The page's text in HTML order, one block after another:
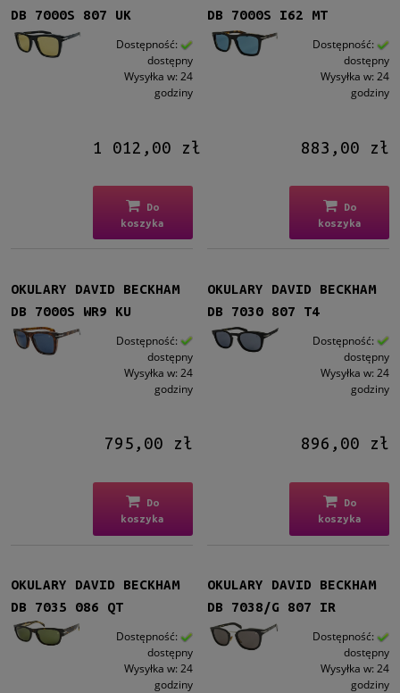
DB 7000S 807 UK
Dostępność:
dostępny
Wysyłka w: 24
godziny
1 012,00 zł
Do
koszyka
DB 7000S I62 MT
Dostępność:
dostępny
Wysyłka w: 24
godziny
883,00 zł
Do
koszyka
OKULARY DAVID BECKHAM
DB 7000S WR9 KU
Dostępność:
dostępny
Wysyłka w: 24
godziny
795,00 zł
Do
koszyka
OKULARY DAVID BECKHAM
DB 7030 807 T4
Dostępność:
dostępny
Wysyłka w: 24
godziny
896,00 zł
Do
koszyka
OKULARY DAVID BECKHAM
DB 7035 086 QT
Dostępność:
dostępny
Wysyłka w: 24
godziny
OKULARY DAVID BECKHAM
DB 7038/G 807 IR
Dostępność:
dostępny
Wysyłka w: 24
godziny